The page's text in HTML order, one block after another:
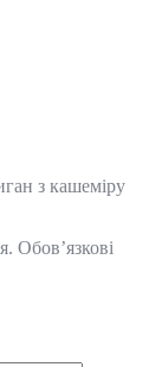
з кашеміру
Обов’язкові